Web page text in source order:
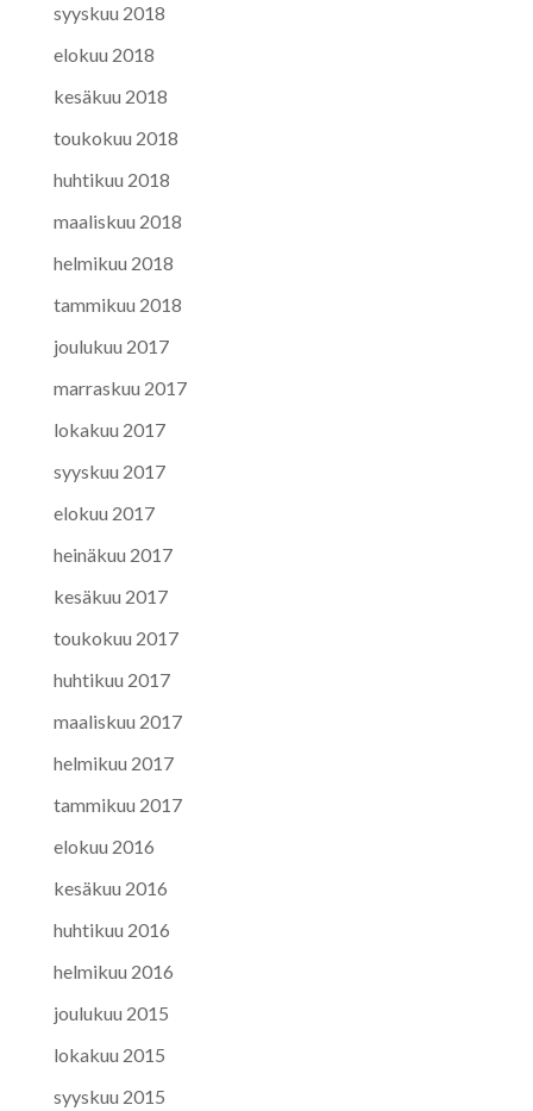
syyskuu 2018
elokuu 2018
kesäkuu 2018
toukokuu 2018
huhtikuu 2018
maaliskuu 2018
helmikuu 2018
tammikuu 2018
joulukuu 2017
marraskuu 2017
lokakuu 2017
syyskuu 2017
elokuu 2017
heinäkuu 2017
kesäkuu 2017
toukokuu 2017
huhtikuu 2017
maaliskuu 2017
helmikuu 2017
tammikuu 2017
elokuu 2016
kesäkuu 2016
huhtikuu 2016
helmikuu 2016
joulukuu 2015
lokakuu 2015
syyskuu 2015